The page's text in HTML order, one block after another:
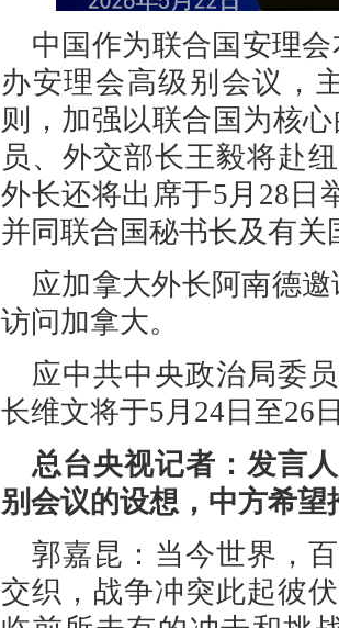
中国作为联合国安理
办安理会高级别会议，
则，加强以联合国为核
员、外交部长王毅将赴
外长还将出席于5月28日
并同联合国秘书长及有
应加拿大外长阿南德
访问加拿大。
应中共中央政治局委
长维文将于5月24日至26
总台央视记者：发言
别会议的设想，中方希
郭嘉昆：当今世界，
交织，战争冲突此起彼